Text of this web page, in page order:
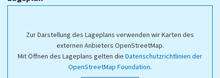
Zur Darstellung des Lageplans verwenden wir Karten des
externen Anbieters OpenStreetMap.
Mit Öffnen des Lageplans gelten die Datenschutzrichtlinien der
OpenStreetMap Foundation.